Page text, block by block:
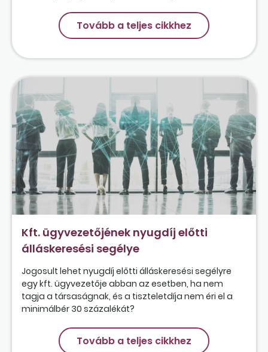
Tovább a teljes cikkhez
Kft. ügyvezetőjének nyugdíj előtti
álláskeresési segélye
Jogosult lehet nyugdíj előtti álláskeresési segélyre
egy kft. ügyvezetője abban az esetben, ha nem
tagja a társaságnak, és a tiszteletdíja nem éri el a
minimálbér 30 százalékát?
Tovább a teljes cikkhez